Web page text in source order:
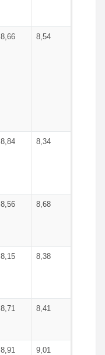
8,66 8,54
8,84 8,34
8,56 8,68
8,15 8,38
8,71 8,41
8,91 9,01